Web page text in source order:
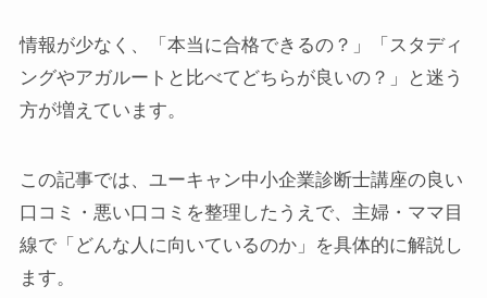
情報が少なく、「本当に合格できるの？」「スタディ
ングやアガルートと比べてどちらが良いの？」と迷う
方が増えています。
この記事では、ユーキャン中小企業診断士講座の良い
口コミ・悪い口コミを整理したうえで、主婦・ママ目
線で「どんな人に向いているのか」を具体的に解説し
ます。